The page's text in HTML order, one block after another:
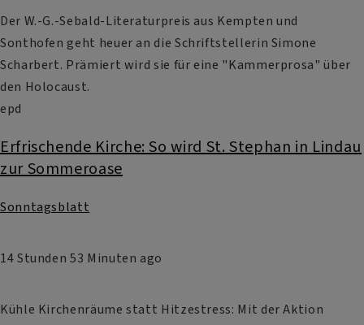
Der W.-G.-Sebald-Literaturpreis aus Kempten und
Sonthofen geht heuer an die Schriftstellerin Simone
Scharbert. Prämiert wird sie für eine "Kammerprosa" über
den Holocaust.
epd
Erfrischende Kirche: So wird St. Stephan in Lindau
zur Sommeroase
Sonntagsblatt
14 Stunden 53 Minuten ago
Kühle Kirchenräume statt Hitzestress: Mit der Aktion